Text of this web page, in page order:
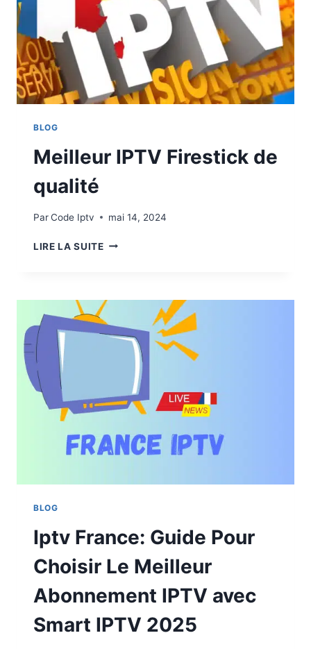
BLOG
Meilleur IPTV Firestick de
qualité
ParCode Iptv mai 14, 2024
LIRE LA SUITE
BLOG
Iptv France: Guide Pour
Choisir Le Meilleur
Abonnement IPTV avec
Smart IPTV 2025